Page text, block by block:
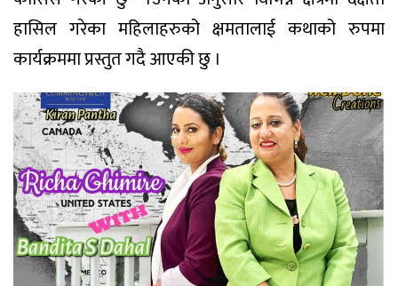
हासिल गरेका महिलाहरुको क्षमतालाई कथाको रुपमा
कार्यक्रममा प्रस्तुत गदै आएकी छु ।